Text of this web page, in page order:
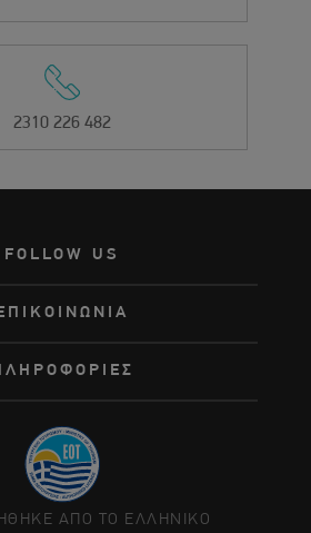
2310 226 482
FOLLOW US
ΑΠΟ ΤΟ ΕΛΛΗΝΙΚΟ